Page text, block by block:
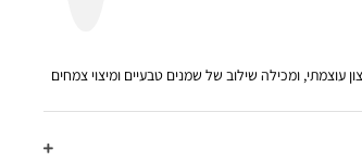
ומכילה שילוב של שמנים טבעיים ומיצוי צמחים